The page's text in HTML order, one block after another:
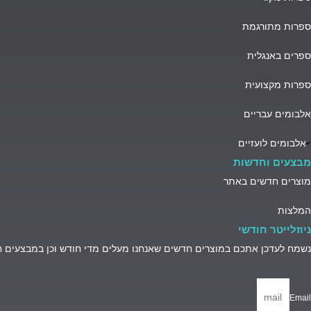
ספרות מתורגמת
ספרים באנגלית
ספרות מקצועית
אלבומים עבריים
אלבומים לועזיים
מבצעים וחדשות
מוצרים חדשים באתר
המלצות
ניוזלייטר חודשי
נשמח לעדכן אתכם במוצרים חדשים שאנחנו מעלים מדי חודש וכן
Email